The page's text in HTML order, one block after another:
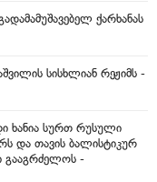
ქარხანას
სისხლიან რეჟიმს -
ხანია სურთ რუსული
და თავის ბალისტიკურ
გააგრძელოს -